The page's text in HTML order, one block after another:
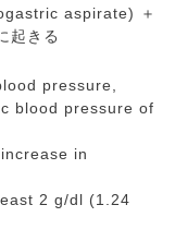
aspirate) ＋
起きる
pressure,
blood pressure of
in
2 g/dl (1.24